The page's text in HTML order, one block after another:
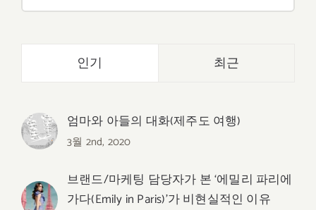
인기 최근
엄마와 아들의 대화(제주도 여행)
3월 2nd, 2020
브랜드/마케팅 담당자가 본 ‘에밀리 파리에
가다(Emily in Paris)’가 비현실적인 이유